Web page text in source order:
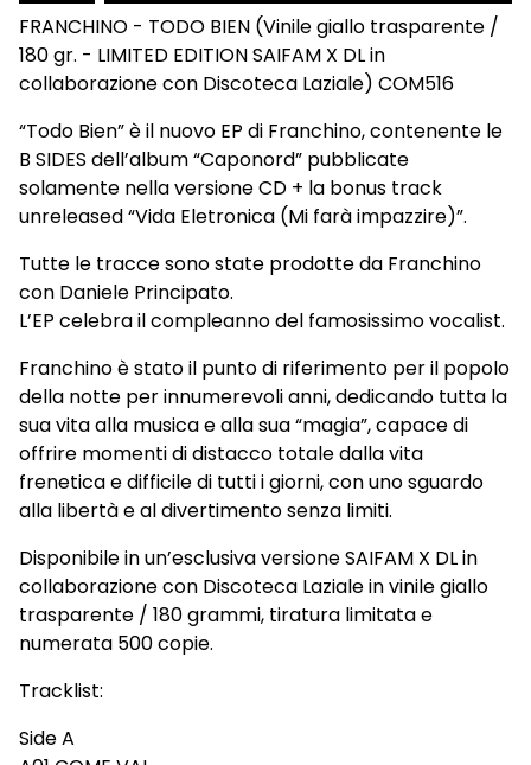
FRANCHINO - TODO BIEN (Vinile giallo trasparente /
180 gr. - LIMITED EDITION SAIFAM X DL in
collaborazione con Discoteca Laziale) COM516
“Todo Bien” è il nuovo EP di Franchino, contenente le
B SIDES dell’album “Caponord” pubblicate
solamente nella versione CD + la bonus track
unreleased “Vida Eletronica (Mi farà impazzire)”.
Tutte le tracce sono state prodotte da Franchino
con Daniele Principato.
L’EP celebra il compleanno del famosissimo vocalist.
Franchino è stato il punto di riferimento per il popolo
della notte per innumerevoli anni, dedicando tutta la
sua vita alla musica e alla sua “magia”, capace di
offrire momenti di distacco totale dalla vita
frenetica e difficile di tutti i giorni, con uno sguardo
alla libertà e al divertimento senza limiti.
Disponibile in un’esclusiva versione SAIFAM X DL in
collaborazione con Discoteca Laziale in vinile giallo
trasparente / 180 grammi, tiratura limitata e
numerata 500 copie.
Tracklist:
Side A